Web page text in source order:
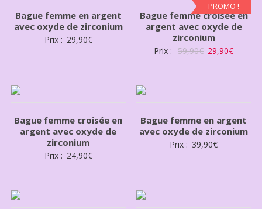
Bague femme en argent
avec oxyde de zirconium
Prix : 29,90€
PROMO !
Bague femme croisée en
argent avec oxyde de
zirconium
Prix : 59,90€ 29,90€
Bague femme croisée en
argent avec oxyde de
zirconium
Prix : 24,90€
Bague femme en argent
avec oxyde de zirconium
Prix : 39,90€